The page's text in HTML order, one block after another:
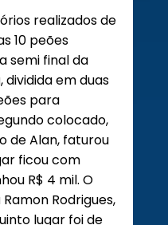
realizados de
10 peões
semi final da
dividida em duas
para
colocado,
de Alan, faturou
ficou com
R$ 4 mil. O
Rodrigues,
lugar foi de